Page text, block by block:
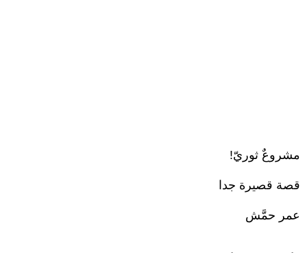
مشروعٌ ثوريّ!
قصة قصيرة جدا
عمر حمَّش